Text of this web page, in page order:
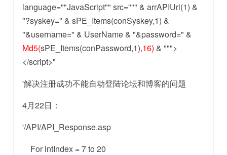
language=""JavaScript"" src=""" & arrAPIUrl(1) &
"?syskey=" & sPE_Items(conSyskey,1) &
"&username=" & UserName & "&password=" &
Md5(sPE_Items(conPassword,1),16) & """>
</script>"
'解决注册成功不能自动登陆论坛和博客的问题
4月22日：
'/API/API_Response.asp
For intIndex = 7 to 20